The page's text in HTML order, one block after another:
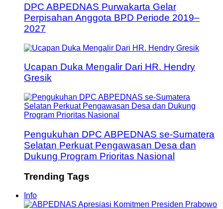
DPC ABPEDNAS Purwakarta Gelar
Perpisahan Anggota BPD Periode 2019–
2027
Ucapan Duka Mengalir Dari HR. Hendry
Gresik
Pengukuhan DPC ABPEDNAS se-Sumatera
Selatan Perkuat Pengawasan Desa dan
Dukung Program Prioritas Nasional
Trending Tags
Info